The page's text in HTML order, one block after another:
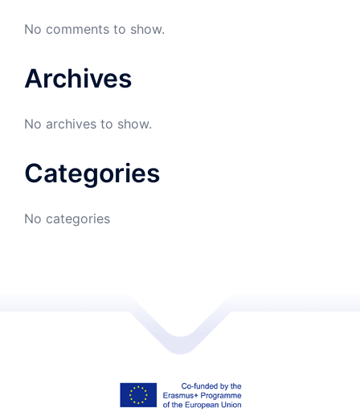
No comments to show.
Archives
No archives to show.
Categories
No categories